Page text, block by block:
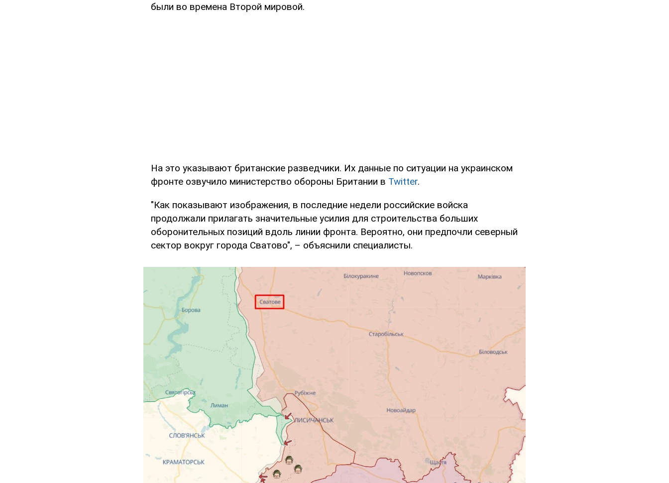
были во времена Второй мировой.
На это указывают британские разведчики. Их данные по ситуации на украинском
фронте озвучило министерство обороны Британии в Twitter.
"Как показывают изображения, в последние недели российские войска
продолжали прилагать значительные усилия для строительства больших
оборонительных позиций вдоль линии фронта. Вероятно, они предпочли северный
сектор вокруг города Сватово", – объяснили специалисты.